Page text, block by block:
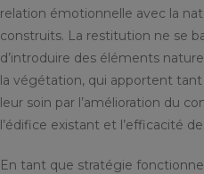
relation émotionnelle avec la
construits. La restitution ne se
d’introduire des éléments
la végétation, qui apportent
leur soin par l’amélioration du
l’édifice existant et l’efficacité
En tant que stratégie